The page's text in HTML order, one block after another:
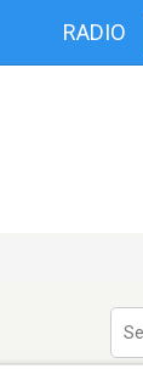
RADIO